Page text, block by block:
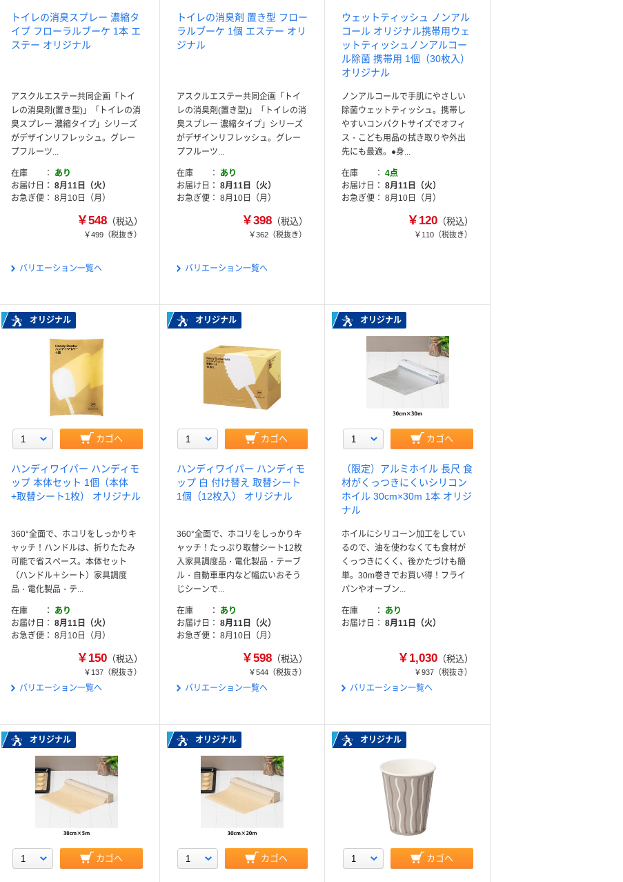
トイレの消臭スプレー 濃縮タ
イプ フローラルブーケ 1本 エ
ステー オリジナル
アスクルエステー共同企画「トイ
レの消臭剤(置き型)」「トイレの消
臭スプレー 濃縮タイプ」シリーズ
がデザインリフレッシュ。グレー
プフルーツ...
在庫
あり
お届け日
8月11日（火）
お急ぎ便
8月10日（月）
￥548（税込）
￥499（税抜き）
バリエーション一覧へ
トイレの消臭剤 置き型 フロー
ラルブーケ 1個 エステー オリ
ジナル
アスクルエステー共同企画「トイ
レの消臭剤(置き型)」「トイレの消
臭スプレー 濃縮タイプ」シリーズ
がデザインリフレッシュ。グレー
プフルーツ...
在庫
あり
お届け日
8月11日（火）
お急ぎ便
8月10日（月）
￥398 （税込）
￥362 （税抜き）
バリエーション一覧へ
ウェットティッシュ ノンアル
コール オリジナル携帯用ウェ
ットティッシュノンアルコー
ル除菌 携帯用 1個（30枚入）
オリジナル
ノンアルコールで手肌にやさしい
除菌ウェットティッシュ。携帯し
やすいコンパクトサイズでオフィ
ス・こども用品の拭き取りや外出
先にも最適。●身...
在庫
4点
お届け日
8月11日（火）
お急ぎ便
8月10日（月）
￥120 （税込）
￥110 （税抜き）
オリジナル
カゴへ
ハンディワイパー ハンディモ
ップ 本体セット 1個（本体
+取替シート1枚） オリジナル
360°全面で、ホコリをしっかりキ
ャッチ！ハンドルは、折りたたみ
可能で省スペース。本体セット
（ハンドル＋シート）家具調度
品・電化製品・テ...
在庫
あり
お届け日
8月11日（火）
お急ぎ便
8月10日（月）
￥150（税込）
￥137（税抜き）
バリエーション一覧へ
オリジナル
カゴへ
ハンディワイパー ハンディモ
ップ 白 付け替え 取替シート
1個（12枚入） オリジナル
360°全面で、ホコリをしっかりキ
ャッチ！たっぷり取替シート12枚
入家具調度品・電化製品・テーブ
ル・自動車車内など幅広いおそう
じシーンで...
在庫
あり
お届け日
8月11日（火）
お急ぎ便
8月10日（月）
￥598 （税込）
￥544 （税抜き）
バリエーション一覧へ
オリジナル
カゴへ
（限定）アルミホイル 長尺 食
材がくっつきにくいシリコン
ホイル 30cm×30m 1本 オリジ
ナル
ホイルにシリコーン加工をしてい
るので、油を使わなくても食材が
くっつきにくく、後かたづけも簡
単。30m巻きでお買い得！フライ
パンやオーブン...
在庫
あり
お届け日
8月11日（火）
￥1,030 （税込）
￥937 （税抜き）
バリエーション一覧へ
オリジナル
カゴへ
オリジナル
カゴへ
オリジナル
カゴへ